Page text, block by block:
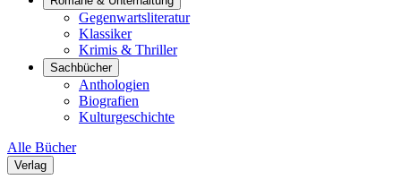
Gegenwartsliteratur
Klassiker
Krimis & Thriller
Sachbücher
Anthologien
Biografien
Kulturgeschichte
Alle Bücher
Verlag